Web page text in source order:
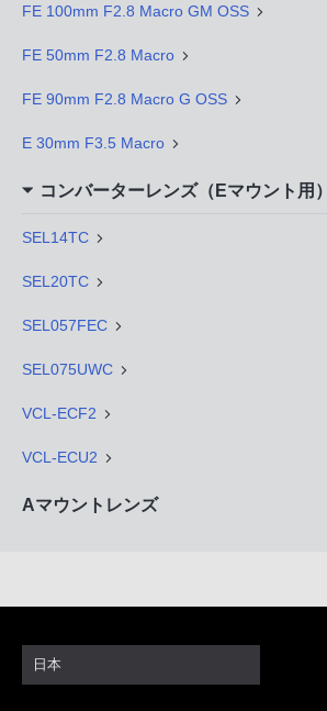
FE 100mm F2.8 Macro GM OSS
FE 50mm F2.8 Macro
FE 90mm F2.8 Macro G OSS
E 30mm F3.5 Macro
コンバーターレンズ（Eマウント用）
SEL14TC
SEL20TC
SEL057FEC
SEL075UWC
VCL-ECF2
VCL-ECU2
Aマウントレンズ
日本